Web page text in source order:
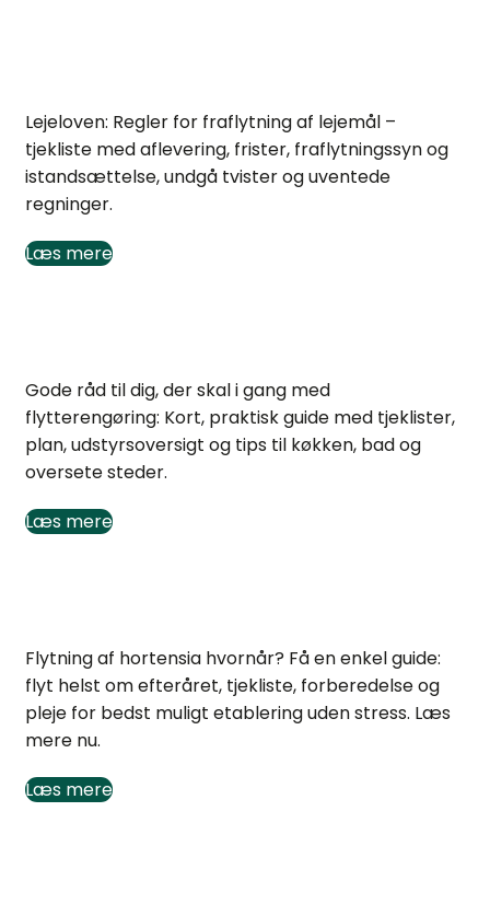
Lejeloven: Regler for fraflytning af lejemål –
tjekliste med aflevering, frister, fraflytningssyn og
istandsættelse, undgå tvister og uventede
regninger.
Læs mere
Gode råd til dig, der skal i gang med
flytterengøring: Kort, praktisk guide med tjeklister,
plan, udstyrsoversigt og tips til køkken, bad og
oversete steder.
Læs mere
Flytning af hortensia hvornår? Få en enkel guide:
flyt helst om efteråret, tjekliste, forberedelse og
pleje for bedst muligt etablering uden stress. Læs
mere nu.
Læs mere